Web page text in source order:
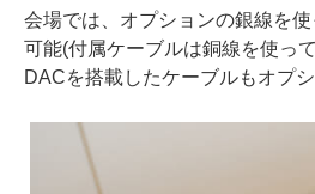
会場では、オプションの銀線を
可能(付属ケーブルは銅線を使っ
DACを搭載したケーブルもオプ